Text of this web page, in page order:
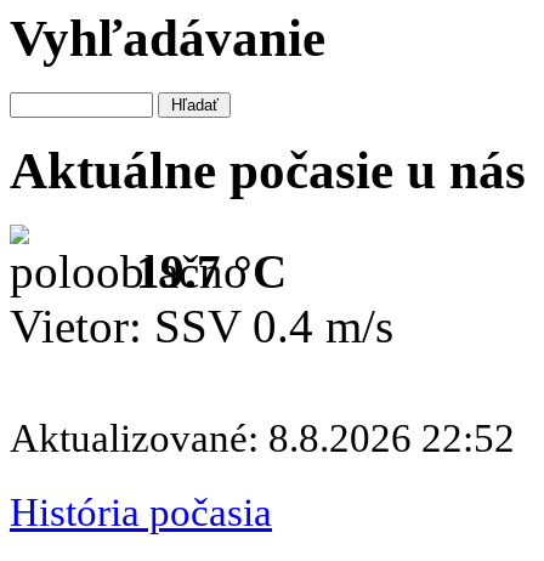
Vyhľadávanie
Aktuálne počasie u nás
19.7 °C
Vietor: SSV 0.4 m/s
Aktualizované: 8.8.2026 22:52
História počasia